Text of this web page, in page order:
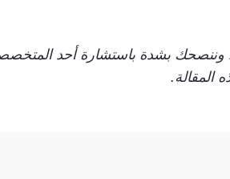
وننصحك بشدة باستشارة أحد
المقالة.